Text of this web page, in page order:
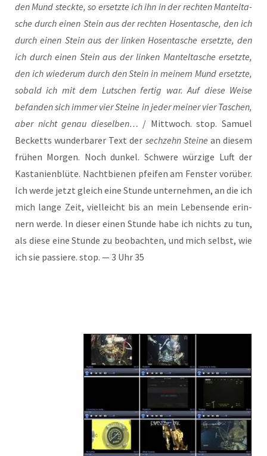
den Mund steck­te, so ersetz­te ich ihn in der rech­ten Man­tel­ta­
sche durch einen Stein aus der rech­ten Hosen­ta­sche, den ich
durch einen Stein aus der lin­ken Hosen­ta­sche ersetz­te, den
ich durch einen Stein aus der lin­ken Man­tel­ta­sche ersetz­te,
den ich wie­der­um durch den Stein in mei­nem Mund ersetz­te,
sobald ich mit dem Lut­schen fer­tig war. Auf die­se Wei­se
befan­den sich immer vier Stei­ne in jeder mei­ner vier Taschen,
aber nicht genau die­sel­ben… / Mitt­woch. stop. Samu­el
Becketts wun­der­ba­rer Text der sech­zehn Stei­ne an die­sem
frü­hen Mor­gen. Noch dun­kel. Schwe­re wür­zi­ge Luft der
Kas­ta­ni­en­blü­te. Nacht­bie­nen pfei­fen am Fens­ter vor­über.
Ich wer­de jetzt gleich eine Stun­de unter­neh­men, an die ich
mich lan­ge Zeit, viel­leicht bis an mein Lebens­en­de erin­
nern wer­de. In die­ser einen Stun­de habe ich nichts zu tun,
als die­se eine Stun­de zu beob­ach­ten, und mich selbst, wie
ich sie pas­sie­re. stop. — 3 Uhr 35